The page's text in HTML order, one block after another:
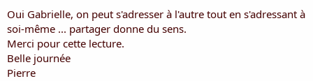
Oui Gabrielle, on peut s'adresser à l'autre tout en s'adressant à
soi-même ... partager donne du sens.
Merci pour cette lecture.
Belle journée
Pierre